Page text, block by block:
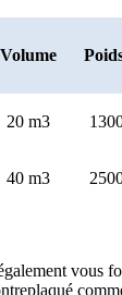
Volume
20 m3
40 m3
vous